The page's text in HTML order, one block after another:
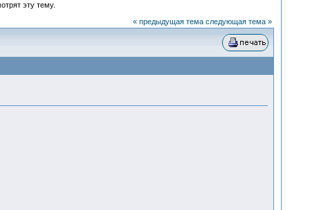
эту тему.
« предыдущая тема следующая тема »